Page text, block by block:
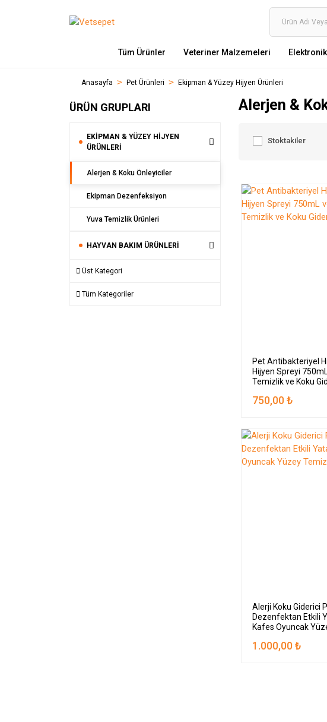
Tüm Ürünler Veteriner Malzemeleri
Anasayfa Pet Ürünleri Ekipman & Yüzey Hijyen Ürünleri
ÜRÜN GRUPLARI
EKIPMAN & YÜZEY HIJYEN
ÜRÜNLERI
Alerjen & Koku Önleyiciler
Ekipman Dezenfeksiyon
Yuva Temizlik Ürünleri
HAYVAN BAKIM ÜRÜNLERI
Üst Kategori
Tüm Kategoriler
Alerjen &
Stoktakiler
Pet Antibakteriyel
Hijyen Spreyi
Temizlik ve Koku
750,00 ₺
Alerji Koku Giderici
Dezenfektan Etkili
Kafes Oyuncak
1.000,00 ₺